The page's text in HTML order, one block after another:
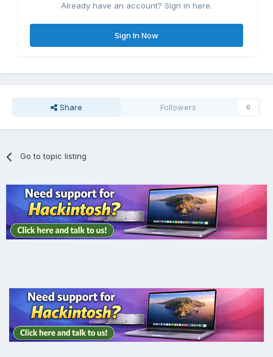
Already have an account? Sign in here.
Sign In Now
Share Followers 0
Go to topic listing